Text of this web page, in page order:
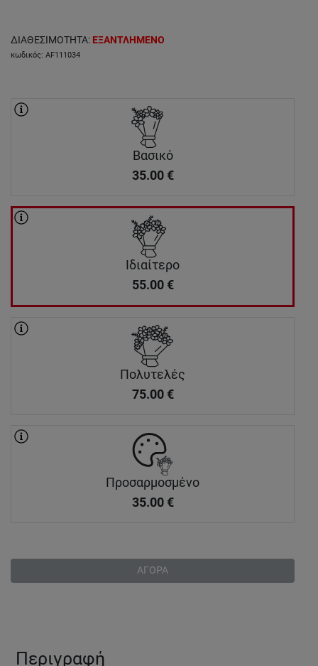
ΔΙΑΘΕΣΙΜΟΤΗΤΑ: ΕΞΑΝΤΛΗΜΕΝΟ
κωδικός: AF111034
Βασικό
35.00 €
Ιδιαίτερο
55.00 €
Πολυτελές
75.00 €
Προσαρμοσμένο
35.00 €
ΑΓΟΡΑ
Περιγραφή